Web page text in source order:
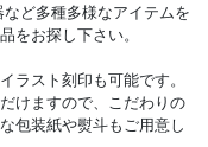
ど多種多様なアイテムを
をお探し下さい。
ラスト刻印も可能です。
けますので、こだわりの
包装紙や熨斗もご用意し